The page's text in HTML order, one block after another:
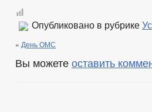
Опубликовано в рубрике
« День ОМС
Вы можете оставить